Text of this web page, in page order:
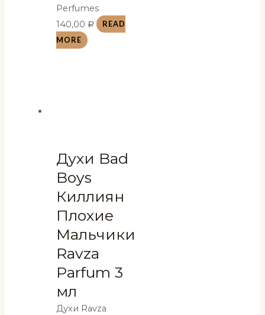
Perfumes
140,00 Р
READ
MORE
Духи Bad
Boys
Киллиян
Плохие
Мальчики
Ravza
Parfum 3
мл
Духи Ravza